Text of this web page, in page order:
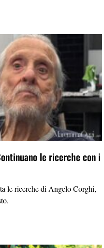
le ricerche con i
le ricerche di Angelo Corghi,